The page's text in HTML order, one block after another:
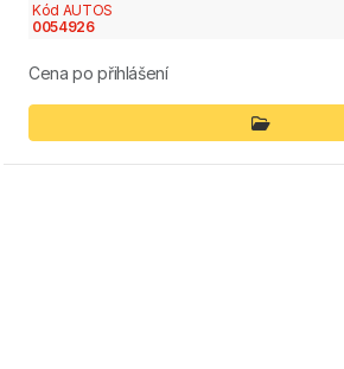
Kód AUTOS
0054926
Cena po přihlášení